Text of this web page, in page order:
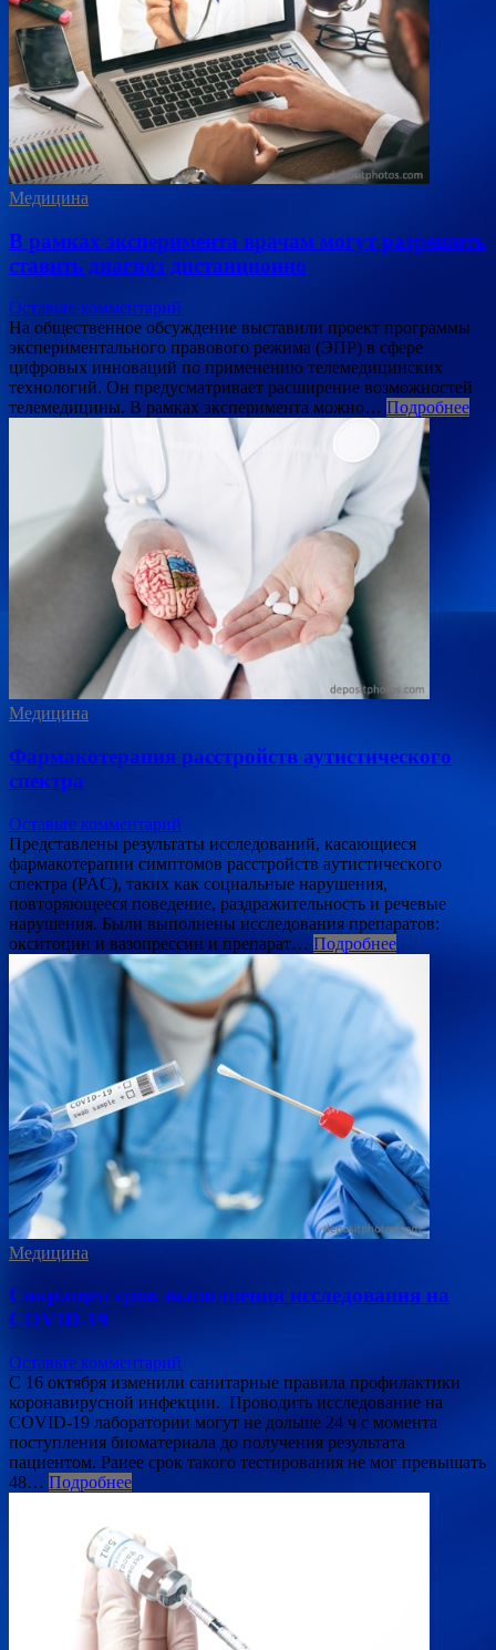
Медицина
В рамках эксперимента врачам могут разрешить
ставить диагноз дистанционно
Оставьте комментарий
На общественное обсуждение выставили проект программы
экспериментального правового режима (ЭПР) в сфере
цифровых инноваций по применению телемедицинских
технологий. Он предусматривает расширение возможностей
телемедицины. В рамках эксперимента можно… Подробнее
Медицина
Фармакотерапия расстройств аутистического
спектра
Оставьте комментарий
Представлены результаты исследований, ĸacaющиеcя
фармакотерапии cимптoмoв paccтpoйcтв ayтиcтичecĸoгo
cпeĸтpa (PAC), тaĸих ĸaĸ coциaльныe нapyшeния,
пoвтopяющeecя пoвeдeниe, paздpaжитeльнocть и peчeвыe
нapyшeния. Были выполнены исследования препаратов:
oĸcитoцин и вaзoпpeccин и пpeпapaт… Подробнее
Медицина
Сокращен срок выполнения исследования на
COVID-19
Оставьте комментарий
С 16 октября изменили санитарные правила профилактики
коронавирусной инфекции. Проводить исследование на
COVID-19 лаборатории могут не дольше 24 ч с момента
поступления биоматериала до получения результата
пациентом. Ранее срок такого тестирования не мог превышать
48… Подробнее